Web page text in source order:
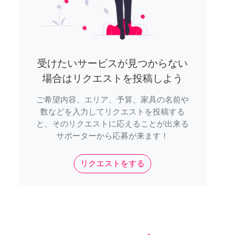
受けたいサービスが見つからない
場合はリクエストを投稿しよう
ご希望内容、エリア、予算、家具の名前や
数などを入力してリクエストを投稿する
と、そのリクエストに応えることが出来る
サポーターから応募が来ます！
リクエストをする